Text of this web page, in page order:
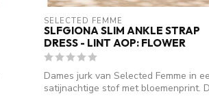
SELECTED FEMME
SLFGIONA SLIM ANKLE STRAP
DRESS - LINT AOP: FLOWER
Dames jurk van Selected Femme in
satijnachtige stof met bloemenprint.